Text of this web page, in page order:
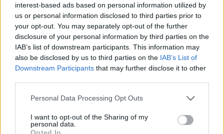
interest-based ads based on personal information utilized by
us or personal information disclosed to third parties prior to
your opt-out. You may separately opt-out of the further
disclosure of your personal information by third parties on the
IAB’s list of downstream participants. This information may
also be disclosed by us to third parties on the IAB’s List of
Downstream Participants that may further disclose it to other
Please note that this website/app uses one or more Google
not limited to your visit or usage behaviour. You may click to
grant or deny consent to Google and its third-party tags to
Personal Data Processing Opt Outs
I want to opt-out of the Sharing of my
personal data.
Opted In
Αδιαμφισβήτητα, η συνεχής συνδεσιμότητα έχει
υπερβολική έκθεση στις οθόνες
επηρεάσει τη γνωστική, συναισθηματική και